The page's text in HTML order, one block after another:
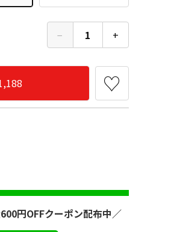
− 1 +
円OFFクーポン配布中／